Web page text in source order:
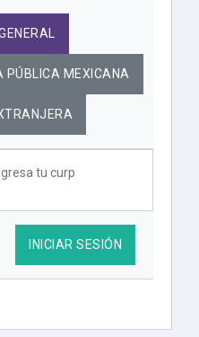
PÚBLICA MEXICANA
INICIAR SESIÓN